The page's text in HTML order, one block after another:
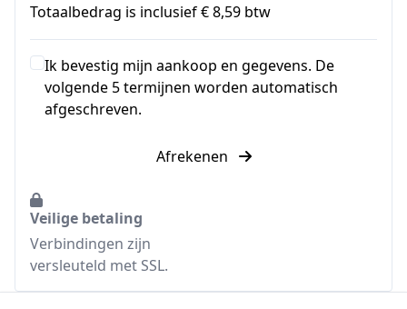
Totaalbedrag is inclusief € 8,59 btw
Ik bevestig mijn aankoop en gegevens. De
volgende 5 termijnen worden automatisch
afgeschreven.
Afrekenen
Veilige betaling
Verbindingen zijn
versleuteld met SSL.